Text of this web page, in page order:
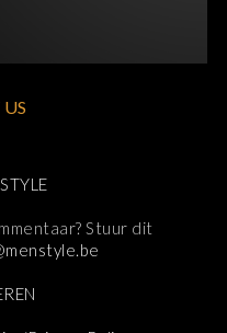
Stuur dit